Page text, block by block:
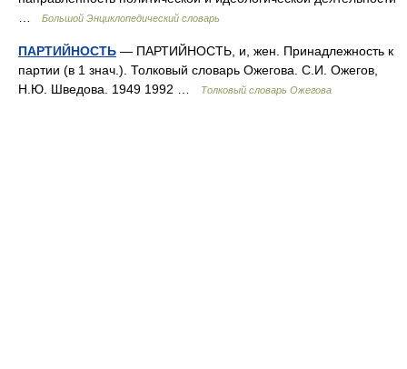
Большой Энциклопедический словарь
ПАРТИЙНОСТЬ — ПАРТИЙНОСТЬ, и, жен. Принадлежность к
партии (в 1 знач.). Толковый словарь Ожегова. С.И. Ожегов,
Н.Ю. Шведова. 1949 1992 …
Толковый словарь Ожегова